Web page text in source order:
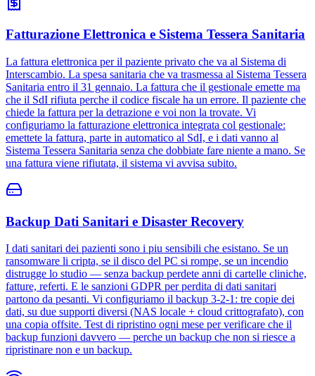
Fatturazione Elettronica e Sistema Tessera Sanitaria
La fattura elettronica per il paziente privato che va al Sistema di
Interscambio. La spesa sanitaria che va trasmessa al Sistema Tessera
Sanitaria entro il 31 gennaio. La fattura che il gestionale emette ma
che il SdI rifiuta perche il codice fiscale ha un errore. Il paziente che
chiede la fattura per la detrazione e voi non la trovate. Vi
configuriamo la fatturazione elettronica integrata col gestionale:
emettete la fattura, parte in automatico al SdI, e i dati vanno al
Sistema Tessera Sanitaria senza che dobbiate fare niente a mano. Se
una fattura viene rifiutata, il sistema vi avvisa subito.
Backup Dati Sanitari e Disaster Recovery
I dati sanitari dei pazienti sono i piu sensibili che esistano. Se un
ransomware li cripta, se il disco del PC si rompe, se un incendio
distrugge lo studio — senza backup perdete anni di cartelle cliniche,
fatture, referti. E le sanzioni GDPR per perdita di dati sanitari
partono da pesanti. Vi configuriamo il backup 3-2-1: tre copie dei
dati, su due supporti diversi (NAS locale + cloud crittografato), con
una copia offsite. Test di ripristino ogni mese per verificare che il
backup funzioni davvero — perche un backup che non si riesce a
ripristinare non e un backup.